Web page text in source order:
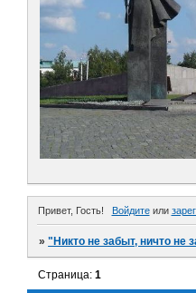
Привет, Гость! Войдитеили
»"Никто не забыт, ничто не
Страница:1